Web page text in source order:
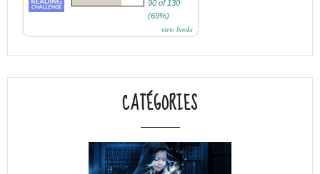
90 of 130
(69%)
view books
CATÉGORIES